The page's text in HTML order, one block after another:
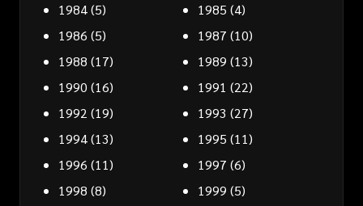
1984(5) 1985 (4)
1986 (5) 1987 (10)
1988 (17) 1989 (13)
1990 (16) 1991 (22)
1992 (19) 1993 (27)
1994(13) 1995 (11)
1996 (11) 1997 (6)
1998 (8) 1999 (5)